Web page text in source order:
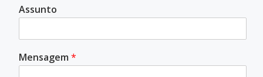
Assunto
Mensagem *